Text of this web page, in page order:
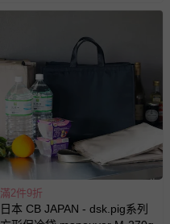
滿2件9折
日本 CB JAPAN - dsk.pig系列